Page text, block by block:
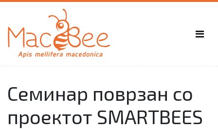
Семинар поврзан со
проектот SMARTBEES